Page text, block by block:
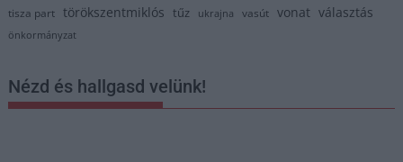
tisza part törökszentmiklós tűz ukrajna vasút vonat választás
önkormányzat
Nézd és hallgasd velünk!